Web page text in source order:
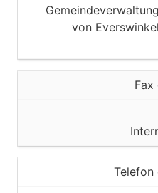
Gemeindeverwaltung
von Everswinkel
Fax
Telefon